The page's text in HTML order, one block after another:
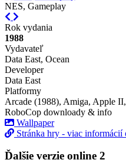
NES, Gameplay
Previous
Rok vydania
1988
Vydavateľ
Data East, Ocean
Developer
Data East
Platformy
Arcade (1988), Amiga, Apple
RoboCop downloady & info
Wallpaper
Stránka hry - viac informácií
Ďalšie verzie online 2